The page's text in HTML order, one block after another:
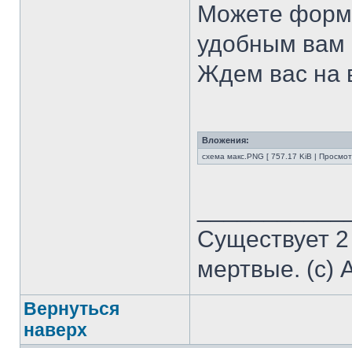
Можете
удобным вам
Ждем вас на
Вложения:
схема макс.PNG [ 757.17 KiB |
Существует
мертвые. (с)
Вернуться
наверх